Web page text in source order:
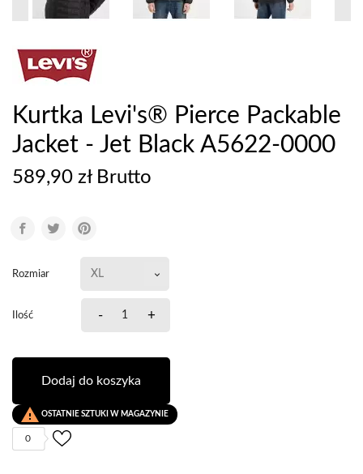
Kurtka Levi's® Pierce Packable
Jacket - Jet Black A5622-0000
589,90 zł Brutto
Rozmiar
Ilość - +
Dodaj do koszyka
 OSTATNIE SZTUKI W MAGAZYNIE
0